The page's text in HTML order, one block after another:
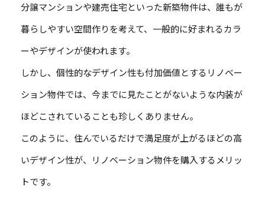
分譲マンションや建売住宅といった新築物件は、誰もが
暮らしやすい空間作りを考えて、一般的に好まれるカラ
ーやデザインが使われます。
しかし、個性的なデザイン性も付加価値とするリノベー
ション物件では、今までに見たことがないような内装が
ほどこされていることも珍しくありません。
このように、住んでいるだけで満足度が上がるほどの高
いデザイン性が、リノベーション物件を購入するメリッ
トです。